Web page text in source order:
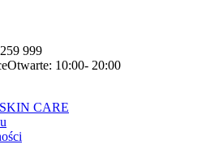
999
Otwarte: 10:00- 20:00
CARE